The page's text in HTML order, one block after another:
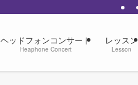
ヘッドフォンコンサート
Heaphone Concert
レッスン
Lesson